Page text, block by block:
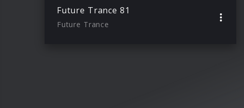
Future Trance 81
Future Trance